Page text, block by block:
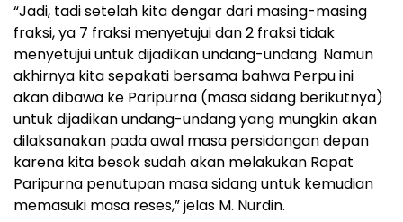
“Jadi, tadi setelah kita dengar dari masing-masing
fraksi, ya 7 fraksi menyetujui dan 2 fraksi tidak
menyetujui untuk dijadikan undang-undang. Namun
akhirnya kita sepakati bersama bahwa Perpu ini
akan dibawa ke Paripurna (masa sidang berikutnya)
untuk dijadikan undang-undang yang mungkin akan
dilaksanakan pada awal masa persidangan depan
karena kita besok sudah akan melakukan Rapat
Paripurna penutupan masa sidang untuk kemudian
memasuki masa reses,” jelas M. Nurdin.